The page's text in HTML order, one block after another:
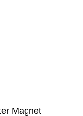
Magnet